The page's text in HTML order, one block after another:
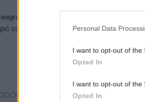
Personal Data
I want to opt-out of the
Opted In
I want to opt-out of the
Opted In
No cóż. Jeśli chcesz kupić sobie cós
coś mniej skutecznego ale taniego.